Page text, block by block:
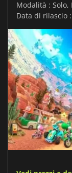
Modalità :
Data di rilascio